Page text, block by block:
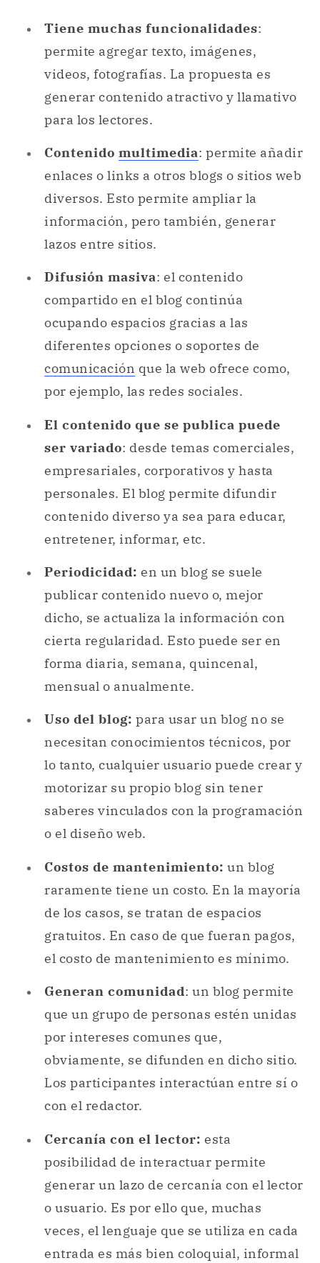
Tiene muchas funcionalidades:
permite agregar texto, imágenes,
videos, fotografías. La propuesta es
generar contenido atractivo y llamativo
para los lectores.
Contenido multimedia: permite añadir
enlaces o links a otros blogs o sitios web
diversos. Esto permite ampliar la
información, pero también, generar
lazos entre sitios.
Difusión masiva: el contenido
compartido en el blog continúa
ocupando espacios gracias a las
diferentes opciones o soportes de
comunicación que la web ofrece como,
por ejemplo, las redes sociales.
El contenido que se publica puede
ser variado: desde temas comerciales,
empresariales, corporativos y hasta
personales. El blog permite difundir
contenido diverso ya sea para educar,
entretener, informar, etc.
Periodicidad: en un blog se suele
publicar contenido nuevo o, mejor
dicho, se actualiza la información con
cierta regularidad. Esto puede ser en
forma diaria, semana, quincenal,
mensual o anualmente.
Uso del blog: para usar un blog no se
necesitan conocimientos técnicos, por
lo tanto, cualquier usuario puede crear y
motorizar su propio blog sin tener
saberes vinculados con la programación
o el diseño web.
Costos de mantenimiento: un blog
raramente tiene un costo. En la mayoría
de los casos, se tratan de espacios
gratuitos. En caso de que fueran pagos,
el costo de mantenimiento es mínimo.
Generan comunidad: un blog permite
que un grupo de personas estén unidas
por intereses comunes que,
obviamente, se difunden en dicho sitio.
Los participantes interactúan entre sí o
con el redactor.
Cercanía con el lector: esta
posibilidad de interactuar permite
generar un lazo de cercanía con el lector
o usuario. Es por ello que, muchas
veces, el lenguaje que se utiliza en cada
entrada es más bien coloquial, informal